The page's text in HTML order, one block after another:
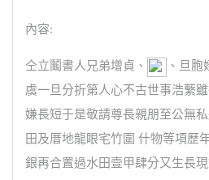
內容:
仝立鬮書人兄弟增貞、
、旦
虞一旦分折第人心不古世事浩蘩
嫌長短于是敬請尊長親朋至公無
田及厝地龍眼宅竹圍 什物等項歷
銀再合置過水田壹甲肆分又生長